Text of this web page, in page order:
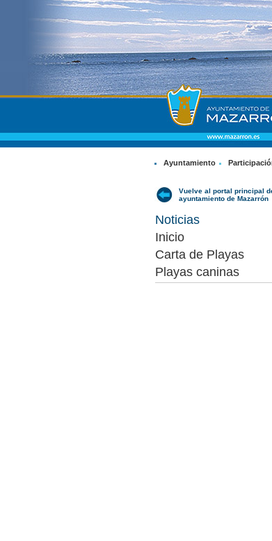
Ayuntamiento
Vuelve al portal principal
ayuntamiento de Mazarrón
Noticias
Inicio
Carta de Playas
Playas caninas